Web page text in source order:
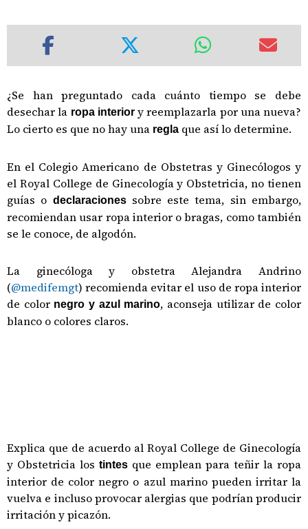
¿Se han preguntado cada cuánto tiempo se debe
desechar la ropa interiory reemplazarla por una nueva?
Lo cierto es que no hay una regla que así lo determine.
En el Colegio Americano de Obstetras y Ginecólogos y
el Royal College de Ginecología y Obstetricia, no tienen
guías o declaracionessobre este tema, sin embargo,
recomiendan usar ropa interior o bragas, como también
se le conoce, de algodón.
La ginecóloga y obstetra Alejandra Andrino
(@medifemgt) recomienda evitar el uso de ropa interior
de color negro y azul marino, aconseja utilizar de color
blanco o colores claros.
Explica que de acuerdo al Royal College de Ginecología
y Obstetricia los tintes que emplean para teñir la ropa
interior de color negro o azul marino pueden irritar la
vuelva e incluso provocar alergias que podrían producir
irritación y picazón.